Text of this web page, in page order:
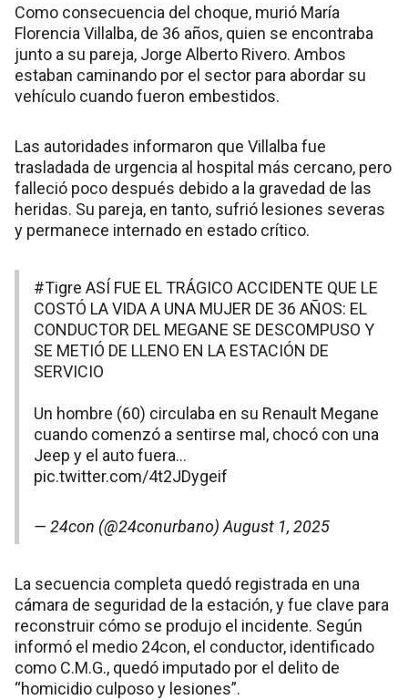
Como consecuencia del choque, murió María
Florencia Villalba, de 36 años, quien se encontraba
junto a su pareja, Jorge Alberto Rivero. Ambos
estaban caminando por el sector para abordar su
vehículo cuando fueron embestidos.
Las autoridades informaron que Villalba fue
trasladada de urgencia al hospital más cercano, pero
falleció poco después debido a la gravedad de las
heridas. Su pareja, en tanto, sufrió lesiones severas
y permanece internado en estado crítico.
#Tigre ASÍ FUE EL TRÁGICO ACCIDENTE QUE LE
COSTÓ LA VIDA A UNA MUJER DE 36 AÑOS: EL
CONDUCTOR DEL MEGANE SE DESCOMPUSO Y
SE METIÓ DE LLENO EN LA ESTACIÓN DE
SERVICIO
Un hombre (60) circulaba en su Renault Megane
cuando comenzó a sentirse mal, chocó con una
Jeep y el auto fuera…
pic.twitter.com/4t2JDygeif
— 24con (@24conurbano)August 1, 2025
La secuencia completa quedó registrada en una
cámara de seguridad de la estación, y fue clave para
reconstruir cómo se produjo el incidente. Según
informó el medio 24con, el conductor, identificado
como C.M.G., quedó imputado por el delito de
“homicidio culposo y lesiones”.